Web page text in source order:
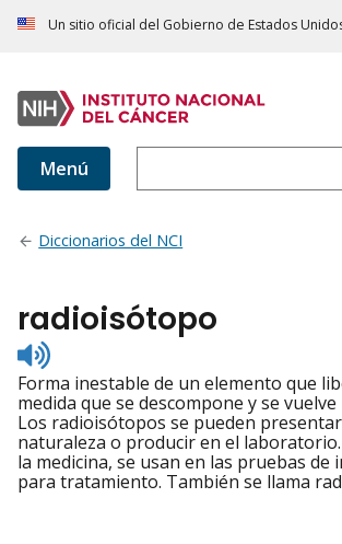
Un sitio oficial del Gobierno de Estados
Menú
Diccionarios del NCI
radioisótopo
Listen
to
pronunciation
Forma inestable de un elemento que
medida que se descompone y se
Los radioisótopos se pueden
naturaleza o producir en el laboratorio.
la medicina, se usan en las pruebas de
para tratamiento. También se llama